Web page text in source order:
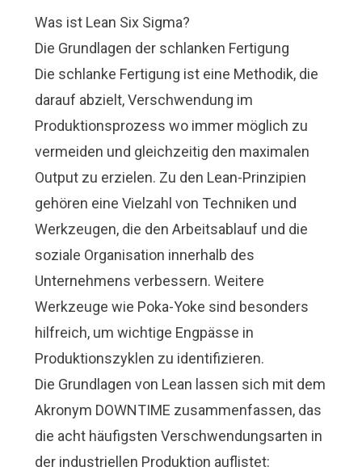
Was ist Lean Six Sigma?
Die Grundlagen der schlanken Fertigung
Die schlanke Fertigung ist eine Methodik, die
darauf abzielt, Verschwendung im
Produktionsprozess wo immer möglich zu
vermeiden und gleichzeitig den maximalen
Output zu erzielen. Zu den Lean-Prinzipien
gehören eine Vielzahl von Techniken und
Werkzeugen, die den Arbeitsablauf und die
soziale Organisation innerhalb des
Unternehmens verbessern. Weitere
Werkzeuge wie Poka-Yoke sind besonders
hilfreich, um wichtige Engpässe in
Produktionszyklen zu identifizieren.
Die Grundlagen von Lean lassen sich mit dem
Akronym DOWNTIME zusammenfassen, das
die acht häufigsten Verschwendungsarten in
der industriellen Produktion auflistet: